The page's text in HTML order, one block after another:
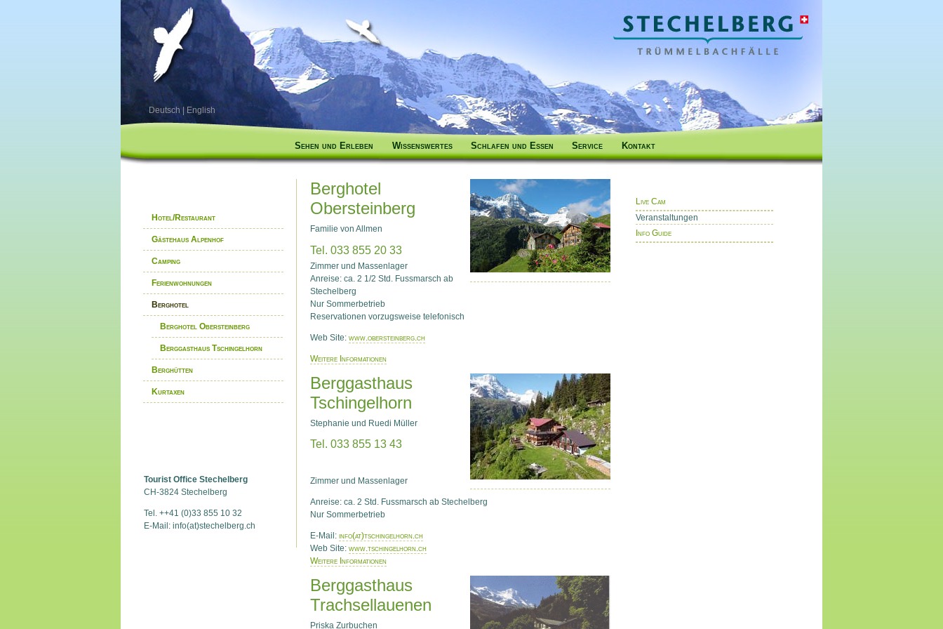
Deutsch |English
Sehen und Erleben Wissenswertes Schlafen und Essen Service Kontakt
Hotel/Restaurant
Gästehaus Alpenhof
Camping
Ferienwohnungen
Berghotel
Berghotel Obersteinberg
Berggasthaus Tschingelhorn
Berghütten
Kurtaxen
Tourist Office Stechelberg
CH-3824 Stechelberg
Tel. ++41 (0)33 855 10 32
E-Mail: info(at)stechelberg.ch
Berghotel
Obersteinberg
Familie von Allmen
Tel. 033 855 20 33
Zimmer und Massenlager
Anreise: ca. 2 1/2 Std. Fussmarsch ab
Stechelberg
Nur Sommerbetrieb
Reservationen vorzugsweise telefonisch
Web Site: www.obersteinberg.ch
Weitere Informationen
Berggasthaus
Tschingelhorn
Stephanie und Ruedi Müller
Tel. 033 855 13 43
Zimmer und Massenlager
Anreise: ca. 2 Std. Fussmarsch ab Stechelberg
Nur Sommerbetrieb
E-Mail: info(at)tschingelhorn.ch
Web Site: www.tschingelhorn.ch
Weitere Informationen
Berggasthaus
Trachsellauenen
Priska Zurbuchen
Live Cam
Veranstaltungen
Info Guide